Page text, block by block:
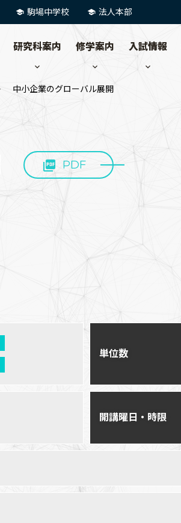
駒場中学校 法人本部
研究科案内 修学案内 入試情報
中小企業のグローバル展開
PDF
単位数
開講曜日・時限